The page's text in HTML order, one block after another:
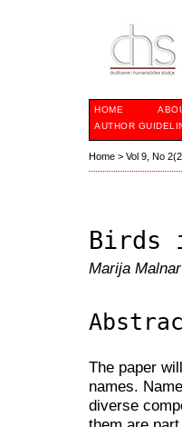
HOME
AUTHOR
Home > Vol 9, No
Birds
Marija
The paper
names.
diverse